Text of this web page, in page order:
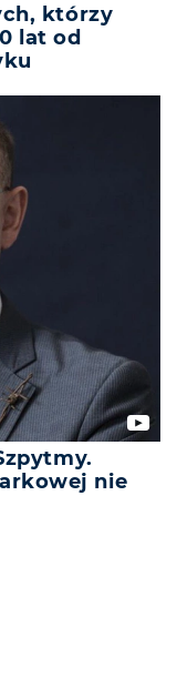
którzy
lat od
nie